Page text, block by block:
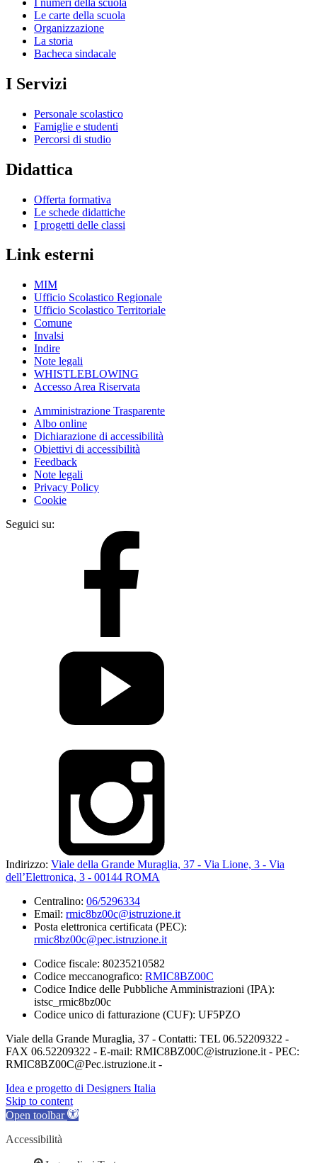
I numeri della scuola
Le carte della scuola
Organizzazione
La storia
Bacheca sindacale
I Servizi
Personale scolastico
Famiglie e studenti
Percorsi di studio
Didattica
Offerta formativa
Le schede didattiche
I progetti delle classi
Link esterni
MIM
Ufficio Scolastico Regionale
Ufficio Scolastico Territoriale
Comune
Invalsi
Indire
Note legali
WHISTLEBLOWING
Accesso Area Riservata
Amministrazione Trasparente
Albo online
Dichiarazione di accessibilità
Obiettivi di accessibilità
Feedback
Note legali
Privacy Policy
Cookie
Seguici su:
Indirizzo: Viale della Grande Muraglia, 37 - Via Lione, 3 - Via
dell’Elettronica, 3 - 00144 ROMA
Centralino: 06/5296334
Email: rmic8bz00c@istruzione.it
Posta elettronica certificata (PEC):
rmic8bz00c@pec.istruzione.it
Codice fiscale: 80235210582
Codice meccanografico: RMIC8BZ00C
Codice Indice delle Pubbliche Amministrazioni (IPA):
istsc_rmic8bz00c
Codice unico di fatturazione (CUF): UF5PZO
Viale della Grande Muraglia, 37 - Contatti: TEL 06.52209322 -
FAX 06.52209322 - E-mail: RMIC8BZ00C@istruzione.it - PEC:
RMIC8BZ00C@Pec.istruzione.it -
Idea e progetto di Designers Italia
Skip to content
Open toolbar
Accessibilità